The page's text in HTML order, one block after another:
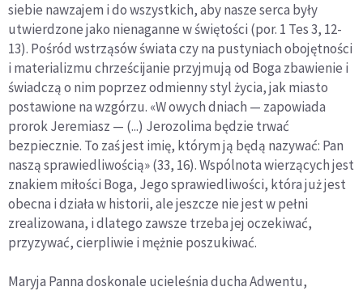
siebie nawzajem i do wszystkich, aby nasze serca były
utwierdzone jako nienaganne w świętości (por. 1 Tes 3, 12-
13). Pośród wstrząsów świata czy na pustyniach obojętności
i materializmu chrześcijanie przyjmują od Boga zbawienie i
świadczą o nim poprzez odmienny styl życia, jak miasto
postawione na wzgórzu. «W owych dniach — zapowiada
prorok Jeremiasz — (...) Jerozolima będzie trwać
bezpiecznie. To zaś jest imię, którym ją będą nazywać: Pan
naszą sprawiedliwością» (33, 16). Wspólnota wierzących jest
znakiem miłości Boga, Jego sprawiedliwości, która już jest
obecna i działa w historii, ale jeszcze nie jest w pełni
zrealizowana, i dlatego zawsze trzeba jej oczekiwać,
przyzywać, cierpliwie i mężnie poszukiwać.
Maryja Panna doskonale ucieleśnia ducha Adwentu,